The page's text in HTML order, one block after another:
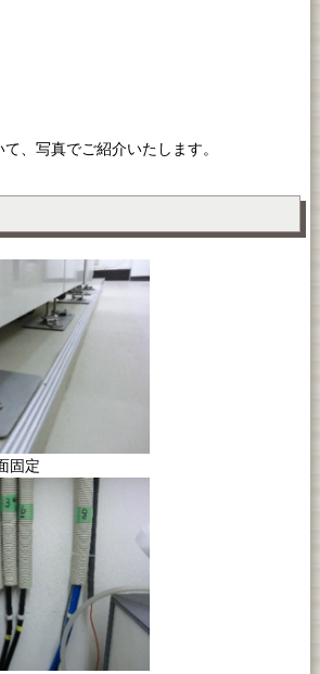
、写真でご紹介いたします。
固定